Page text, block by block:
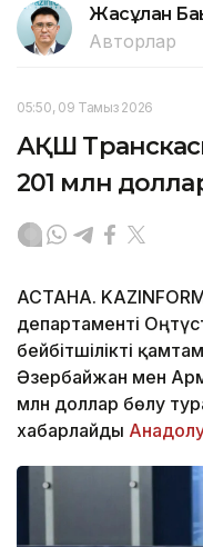
Жасұлан
Авторлар
05:50, 09 Тамыз 2026
АҚШ
201 млн
АСТАНА.
департаменті
бейбітшілікті
Әзербайжан мен
млн доллар бөлу
хабарлайды